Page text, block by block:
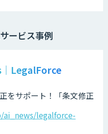
ービス事例
LegalForce
をサポート！「条文修正
legalforce-